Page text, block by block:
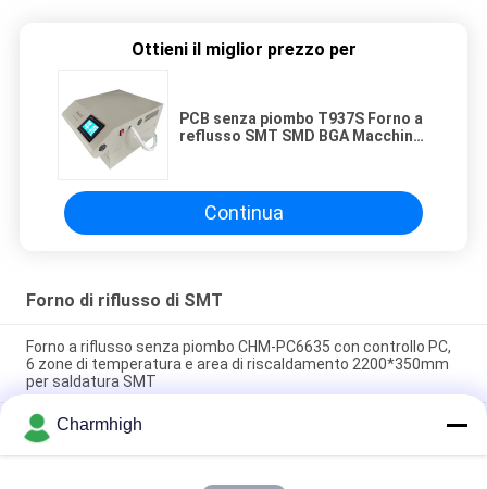
Ottieni il miglior prezzo per
PCB senza piombo T937S Forno a
reflusso SMT SMD BGA Macchina
Continua
Forno di riflusso di SMT
Forno a riflusso senza piombo CHM-PC6635 con controllo PC,
6 zone di temperatura e area di riscaldamento 2200*350mm
per saldatura SMT
CHM-F830 Forno a reflusso SMT verticale con 8 zone temp
1400*300 mm
Charmhigh